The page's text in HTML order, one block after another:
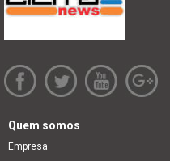
Quem somos
Empresa